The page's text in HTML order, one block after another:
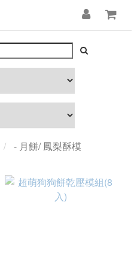
- 月餅/ 鳳梨酥模